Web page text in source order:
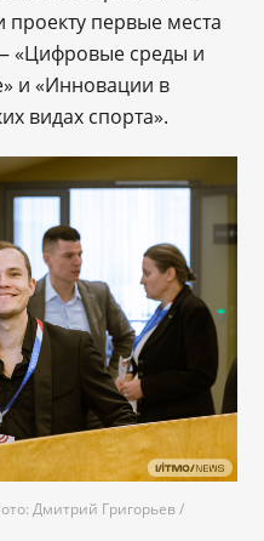
проекту первые места
«Цифровые среды и
и «Инновации в
видах спорта».
Дмитрий Григорьев /